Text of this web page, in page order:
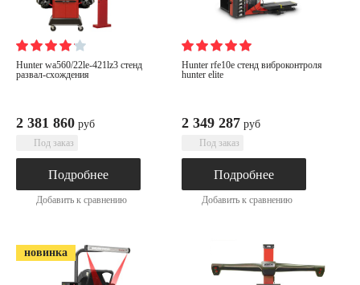
hunter wa560/22le-421lz3 стенд
развал-схождения
2 381 860 руб
Под заказ
Подробнее
Добавить к сравнению
hunter rfe10e cтенд виброконтроля
hunter elite
2 349 287 руб
Под заказ
Подробнее
Добавить к сравнению
новинка